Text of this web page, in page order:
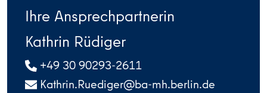
Ihre Ansprechpartnerin
Kathrin Rüdiger
+49 30 90293-2611
Kathrin.Ruediger@ba-mh.berlin.de